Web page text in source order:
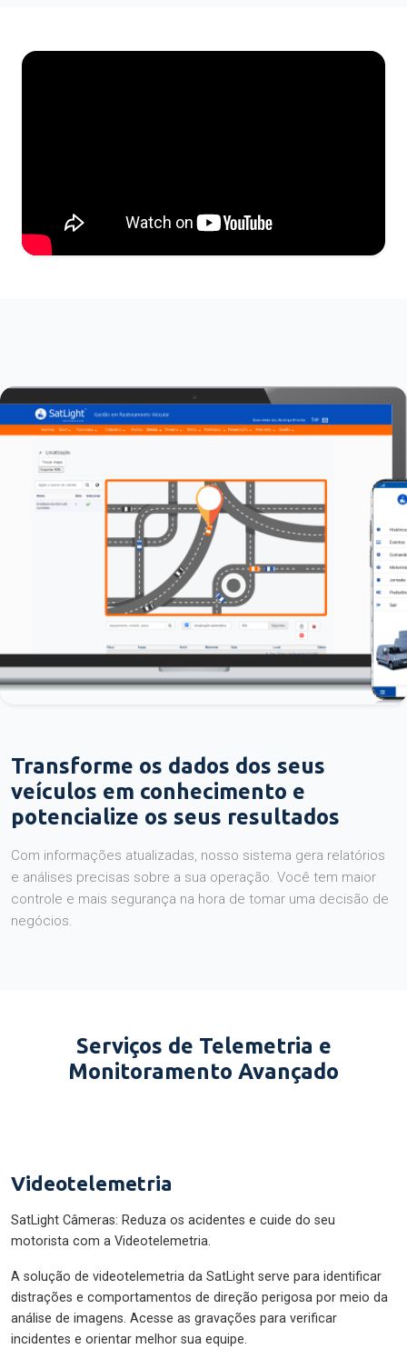
Transforme os dados dos seus
veículos em conhecimento e
potencialize os seus resultados
Com informações atualizadas, nosso sistema gera relatórios
e análises precisas sobre a sua operação. Você tem maior
controle e mais segurança na hora de tomar uma decisão de
negócios.
Serviços de Telemetria e
Monitoramento Avançado
Videotelemetria
SatLight Câmeras: Reduza os acidentes e cuide do seu
motorista com a Videotelemetria.
A solução de videotelemetria da SatLight serve para identificar
distrações e comportamentos de direção perigosa por meio da
análise de imagens. Acesse as gravações para verificar
incidentes e orientar melhor sua equipe.